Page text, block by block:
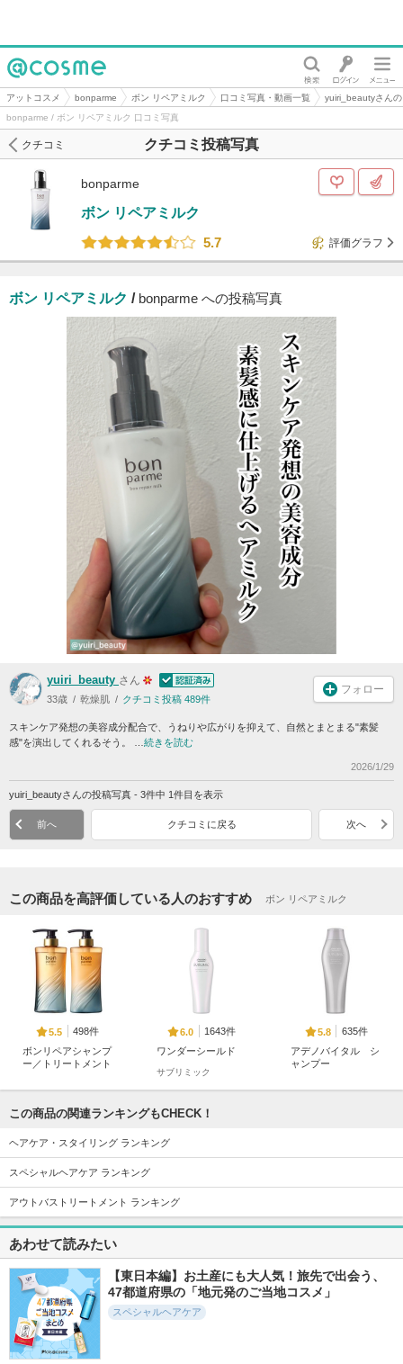
@cosme
アットコスメ bonparme ボン リペアミルク 口コミ写真・動画一覧
yuiri_beautyさん
bonparme / ボン リペアミルク 口コミ写真
クチコミ投稿写真
クチコミ
bonparme
ボン リペアミルク
5.7
評価グラフ
ボン リペアミルク / bonparme への投稿写真
yuiri_beauty さん
33歳 乾燥肌 クチコミ投稿 489件
フォロー
スキンケア発想の美容成分配合で、うねりや広がりを抑えて、自然とまとまる"素髪
感"を演出してくれるそう。 … 続きを読む
2026/1/29
yuiri_beautyさんの投稿写真 - 3件中 1件目を表示
前へ クチコミに戻る 次へ
この商品を高評価している人のおすすめ ボン リペアミルク
5.5
498件
ボンリペアシャンプ
ー／トリートメント
6.0
1643件
ワンダーシールド
サブリミック
5.8
635件
アデノバイタル シ
ャンプー
5.0
1502件
ストレートシャンプ
ー/ストレートトリ
ートメント
パンテーンEXP プ
レステージダメージ
パンテーン
Linon ロックオイル
この商品の関連ランキングもCHECK！
ヘアケア・スタイリング ランキング
スペシャルヘアケア ランキング
アウトバストリートメント ランキング
あわせて読みたい
【東日本編】お土産にも大人気！旅先で出会う、
47都道府県の「地元発のご当地コスメ」
スペシャルヘアケア